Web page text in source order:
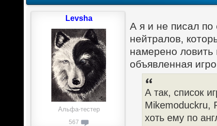
А я и не писал по
нейтралов,
намерено ловить
объявленная
А так, список
Mikemoduckru,
хоть ему по
Levsha
Альфа-тестер
567